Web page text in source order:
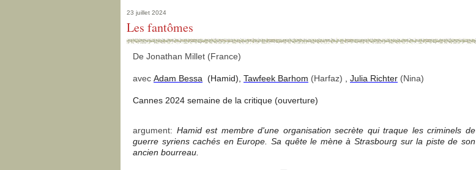
23 juillet 2024
Les fantômes
De Jonathan Millet (France)
avec Adam Bessa (Hamid), Tawfeek Barhom (Harfaz) Julia Richter (Nina)
Cannes 2024 semaine de la critique (ouverture)
argument: Hamid est membre d'une organisation secrète qui traque les criminels de
guerre syriens cachés en Europe. Sa quête le mène à Strasbourg sur la piste de son
ancien bourreau.